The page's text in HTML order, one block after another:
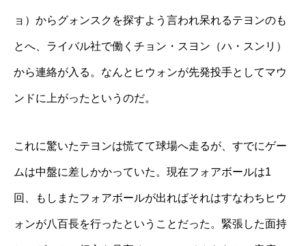
ョ）からグォンスクを探すよう言われ呆れるテヨンのも
とへ、ライバル社で働くチョン・スヨン（ハ・スンリ）
から連絡が入る。なんとヒウォンが先発投手としてマウ
ンドに上がったというのだ。
これに驚いたテヨンは慌てて球場へ走るが、すでにゲー
ムは中盤に差しかかっていた。現在フォアボールは1
回、もしまたフォアボールが出ればそれはすなわちヒウ
ォンが八百長を行ったということだった。緊張した面持